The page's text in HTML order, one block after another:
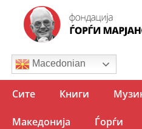
Macedonian
Сите Книги
Македонија Ѓорѓи